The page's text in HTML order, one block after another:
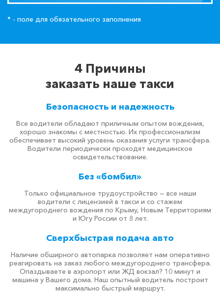
* - поле для обязательного заполнения
4 Причины
заказать наше такси
Безопасность и надежность
Все водители обладают приличным опытом вождения,
хорошо знакомы с местностью. Их профессионализм
обеспечивает высокий уровень оказания услуги трансфера.
Водители периодически проходят медицинское
освидетельствование.
Без «бомбил»
Только официальное трудоустройство — все наши
водители с лицензией в такси и со стажем
междугороднего вождения по Крыму, Новым Территориям
и Югу России от 8 лет.
Сверхбыстрая подача авто
Наличие обширного автопарка позволяет нам оперативно
реагировать на заказ любого междугороднего трансфера.
Опаздываете в аэропорт или ЖД вокзал? 10 минут и
машина у Вашего дома. Наш опытный водитель построит
максимально быстрый маршрут.